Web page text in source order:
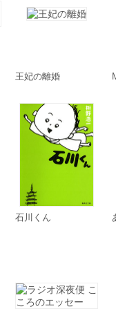
王妃の離婚
石川くん